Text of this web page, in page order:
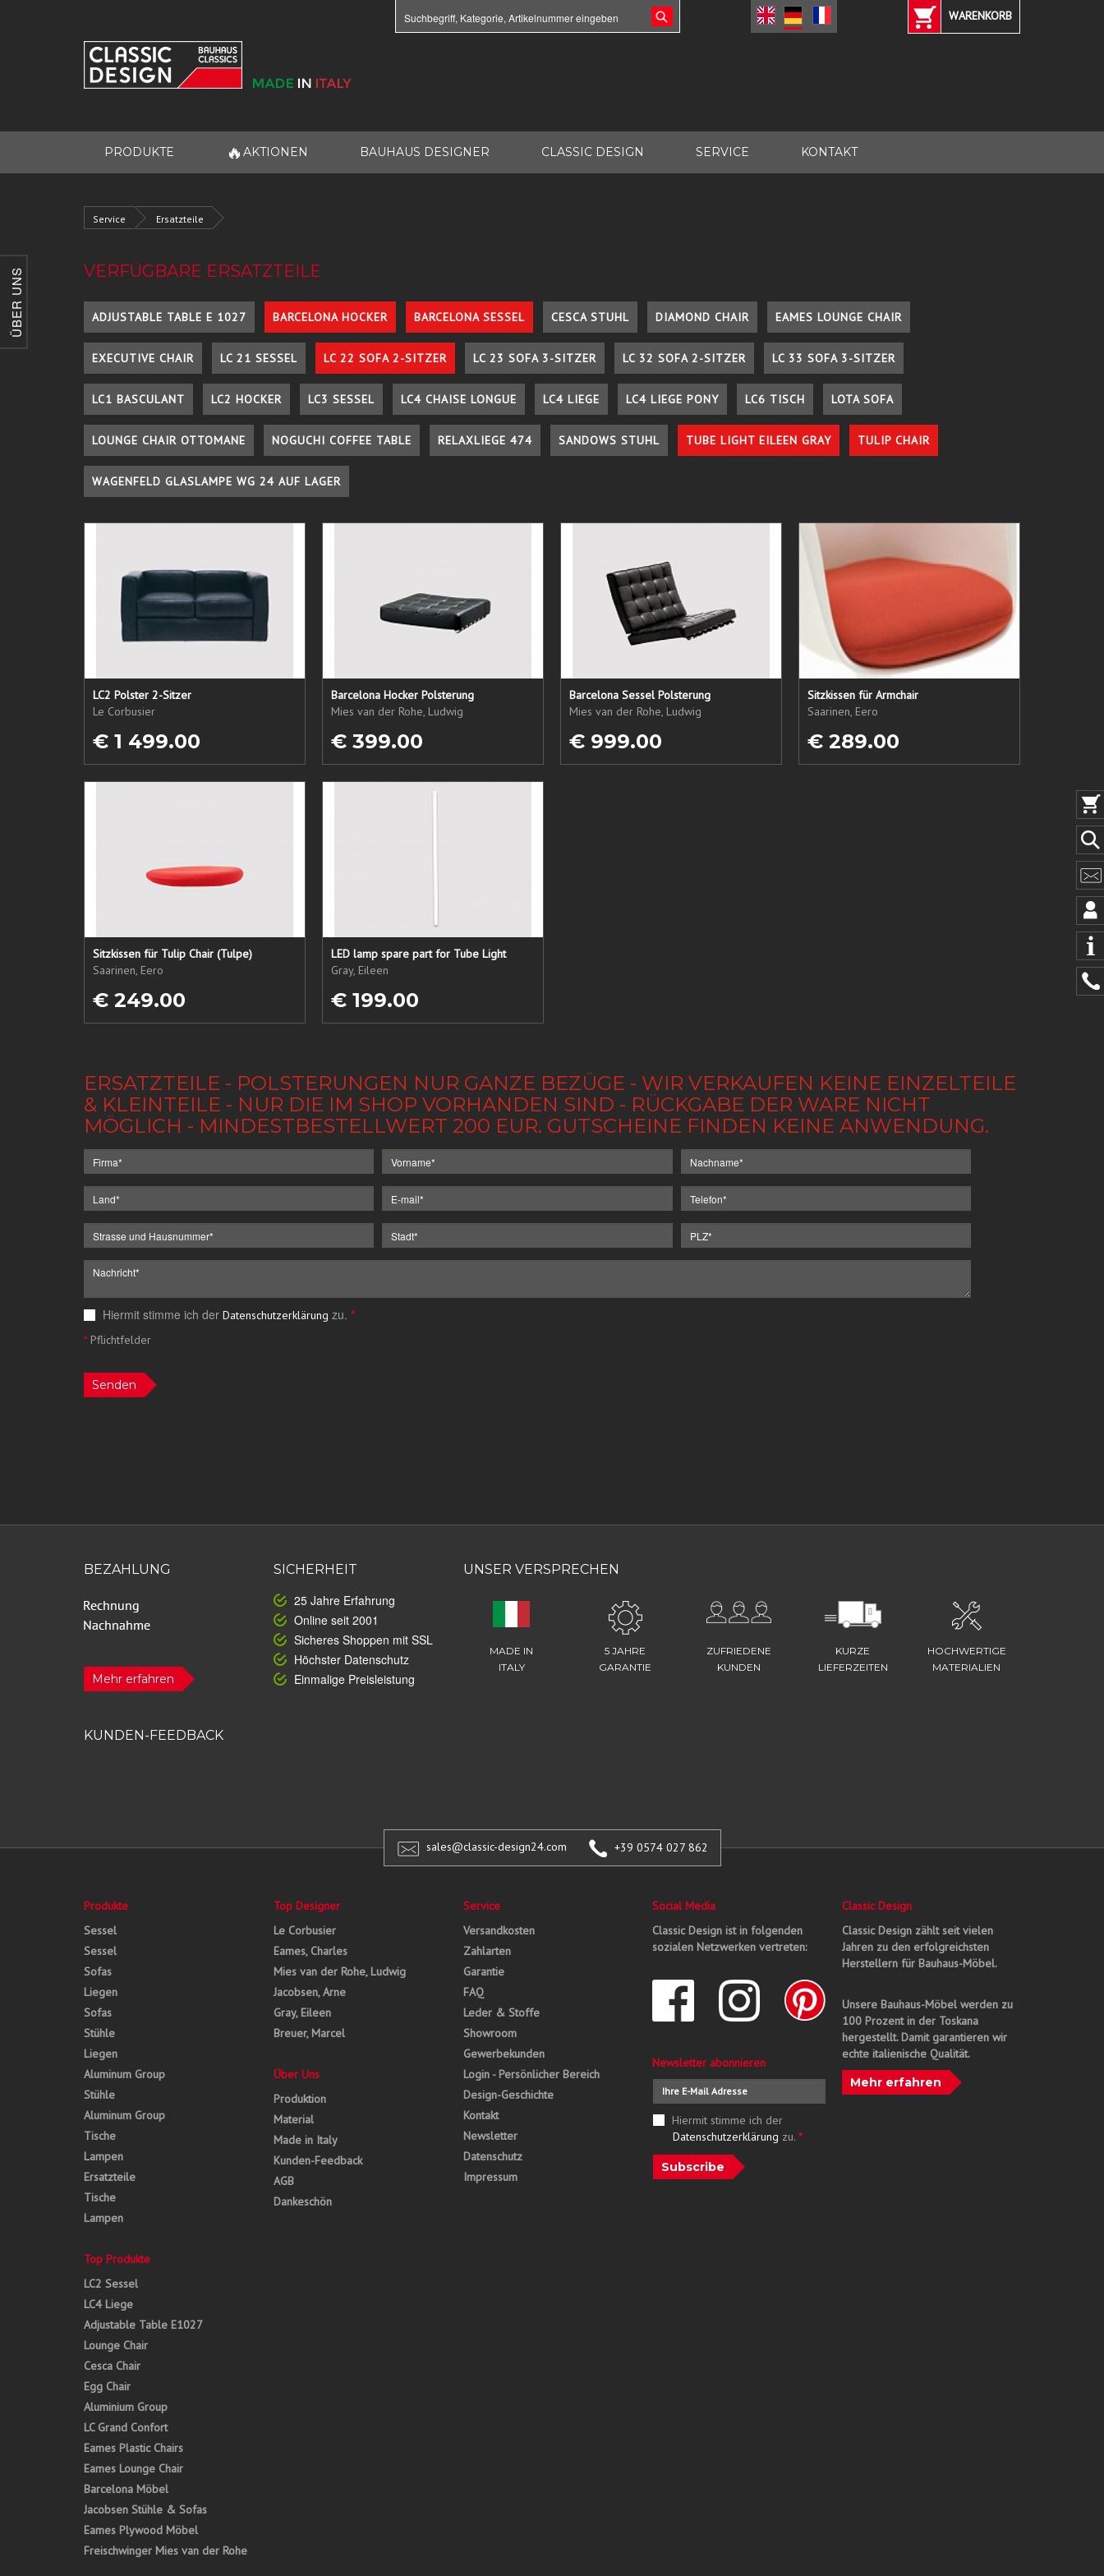
ÜBER UNS
WARENKORB
PRODUKTE 🔥 AKTIONEN BAUHAUS DESIGNER CLASSIC DESIGN SERVICE KONTAKT
Service Ersatzteile
VERFÜGBARE ERSATZTEILE
ADJUSTABLE TABLE E 1027 BARCELONA HOCKER BARCELONA SESSEL CESCA STUHL DIAMOND CHAIR EAMES LOUNGE CHAIR
EXECUTIVE CHAIR LC 21 SESSEL LC 22 SOFA 2-SITZER LC 23 SOFA 3-SITZER LC 32 SOFA 2-SITZER LC 33 SOFA 3-SITZER
LC1 BASCULANT LC2 HOCKER LC3 SESSEL LC4 CHAISE LONGUE LC4 LIEGE LC4 LIEGE PONY LC6 TISCH LOTA SOFA
LOUNGE CHAIR OTTOMANE NOGUCHI COFFEE TABLE RELAXLIEGE 474 SANDOWS STUHL TUBE LIGHT EILEEN GRAY TULIP CHAIR
WAGENFELD GLASLAMPE WG 24 AUF LAGER
LC2 Polster 2-Sitzer
Le Corbusier
€ 1 499.00
Barcelona Hocker Polsterung
Mies van der Rohe, Ludwig
€ 399.00
Barcelona Sessel Polsterung
Mies van der Rohe, Ludwig
€ 999.00
Sitzkissen für Armchair
Saarinen, Eero
€ 289.00
Sitzkissen für Tulip Chair (Tulpe)
Saarinen, Eero
€ 249.00
LED lamp spare part for Tube Light
Gray, Eileen
€ 199.00
ERSATZTEILE - POLSTERUNGEN NUR GANZE BEZÜGE - WIR VERKAUFEN KEINE EINZELTEILE
& KLEINTEILE - NUR DIE IM SHOP VORHANDEN SIND - RÜCKGABE DER WARE NICHT
MÖGLICH - MINDESTBESTELLWERT 200 EUR. GUTSCHEINE FINDEN KEINE ANWENDUNG.
Hiermit stimme ich der Datenschutzerklärung zu. *
*Pflichtfelder
Senden
BEZAHLUNG
Mehr erfahren
SICHERHEIT
25 Jahre Erfahrung
Online seit 2001
Sicheres Shoppen mit SSL
Höchster Datenschutz
Einmalige Preisleistung
UNSER VERSPRECHEN
MADE IN
ITALY
5 JAHRE
GARANTIE
ZUFRIEDENE
KUNDEN
KURZE
LIEFERZEITEN
HOCHWERTIGE
MATERIALIEN
KUNDEN-FEEDBACK
sales@classic-design24.com +39 0574 027 862
Produkte
Sessel
Sessel
Sofas
Liegen
Sofas
Stühle
Liegen
Aluminum Group
Stühle
Aluminum Group
Tische
Lampen
Ersatzteile
Tische
Lampen
Top Produkte
LC2 Sessel
LC4 Liege
Adjustable Table E1027
Lounge Chair
Cesca Chair
Egg Chair
Aluminium Group
LC Grand Confort
Eames Plastic Chairs
Eames Lounge Chair
Barcelona Möbel
Jacobsen Stühle & Sofas
Eames Plywood Möbel
Freischwinger Mies van der Rohe
Top Designer
Le Corbusier
Eames, Charles
Mies van der Rohe, Ludwig
Jacobsen, Arne
Gray, Eileen
Breuer, Marcel
Über Uns
Produktion
Material
Made in Italy
Kunden-Feedback
AGB
Dankeschön
Service
Versandkosten
Zahlarten
Garantie
FAQ
Leder & Stoffe
Showroom
Gewerbekunden
Login - Persönlicher Bereich
Design-Geschichte
Kontakt
Newsletter
Datenschutz
Impressum
Social Media
Classic Design ist in folgenden
sozialen Netzwerken vertreten:
Newsletter abonnieren
Hiermit stimme ich der
Datenschutzerklärung zu. *
Subscribe
Classic Design
Classic Design zählt seit vielen
Jahren zu den erfolgreichsten
Herstellern für Bauhaus-Möbel.
Unsere Bauhaus-Möbel werden zu
100 Prozent in der Toskana
hergestellt. Damit garantieren wir
echte italienische Qualität.
Mehr erfahren